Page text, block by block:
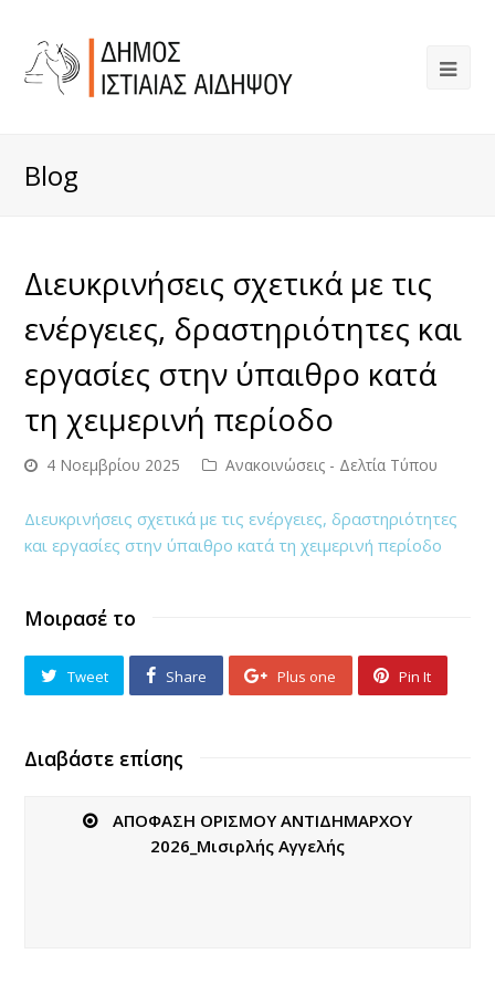
Blog
Διευκρινήσεις σχετικά με τις
ενέργειες, δραστηριότητες και
εργασίες στην ύπαιθρο κατά
τη χειμερινή περίοδο
4 Νοεμβρίου 2025 Ανακοινώσεις - Δελτία Τύπου
Διευκρινήσεις σχετικά με τις ενέργειες, δραστηριότητες
και εργασίες στην ύπαιθρο κατά τη χειμερινή περίοδο
Μοιρασέ το
Tweet Share Plus one Pin It
Διαβάστε επίσης
ΑΠΟΦΑΣΗ ΟΡΙΣΜΟΥ ΑΝΤΙΔΗΜΑΡΧΟΥ
2026_Μισιρλής Αγγελής